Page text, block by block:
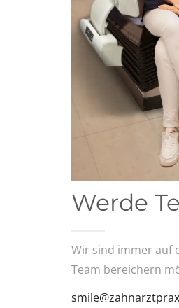
Werde
Wir sind immer auf
Team bereichern